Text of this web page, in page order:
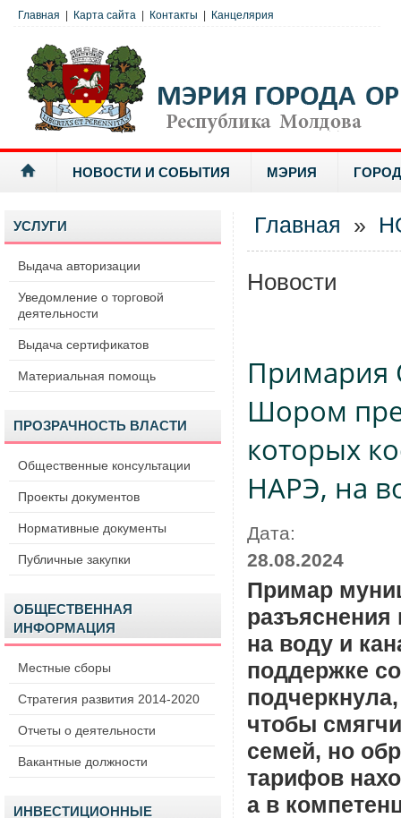
Главная Карта сайта Контакты Канцелярия
НОВОСТИ И СОБЫТИЯ МЭРИЯ
УСЛУГИ
Выдача авторизации
Уведомление о торговой
деятельности
Выдача сертификатов
Материальная помощь
ПРОЗРАЧНОСТЬ ВЛАСТИ
Общественные консультации
Проекты документов
Нормативные документы
Публичные закупки
ОБЩЕСТВЕННАЯ
ИНФОРМАЦИЯ
Местные сборы
Стратегия развития 2014-2020
Отчеты о деятельности
Вакантные должности
ИНВЕСТИЦИОННЫЕ
Главная »
Новости
Примария
Шором
которых
НАРЭ, на
Дата:
28.08.2024
Примар
на воду и
поддержке
чтобы
семей, но
тарифов
а в